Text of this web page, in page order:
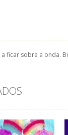
ficar sobre a onda.